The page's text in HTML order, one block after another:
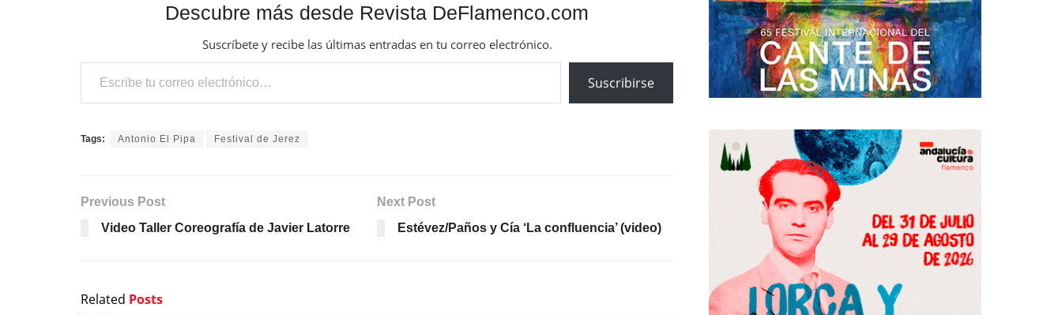
Descubre más desde Revista DeFlamenco.com
Suscríbete y recibe las últimas entradas en tu correo electrónico.
Escribe tu correo electrónico…
Suscribirse
Tags: Antonio El Pipa Festival de Jerez
Previous Post
Video Taller Coreografía de Javier Latorre
Next Post
Estévez/Paños y Cía ‘La confluencia’ (video)
Related Posts